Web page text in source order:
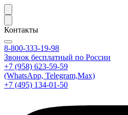
Контакты
8-800-333-19-98
Звонок бесплатный по России
+7 (958) 623-59-59
(WhatsApp, Telegram,Max)
+7 (495) 134-01-50